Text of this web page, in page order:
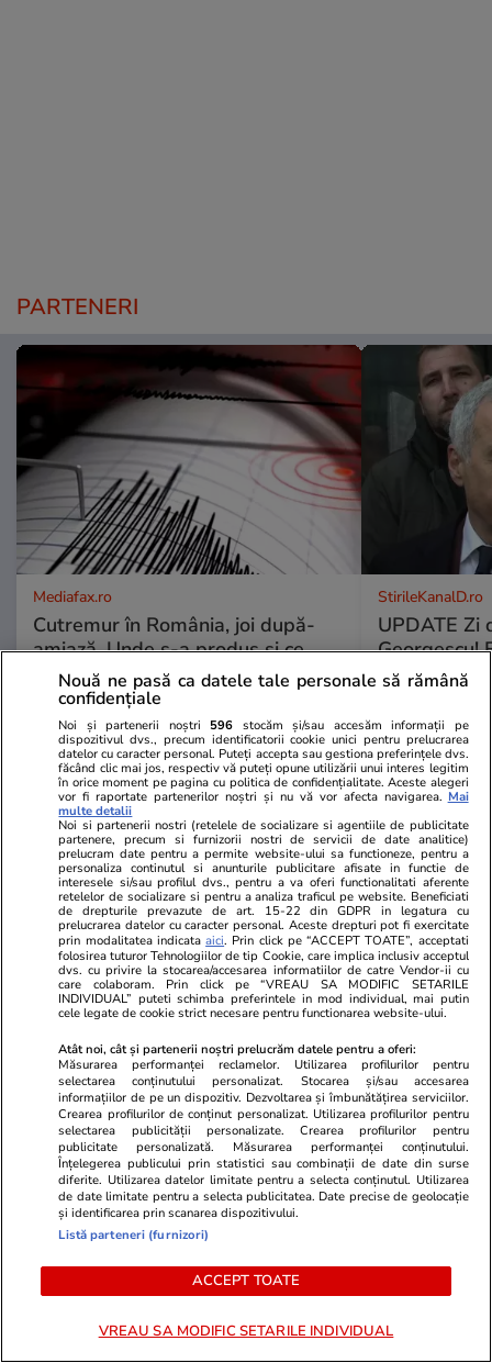
PARTENERI
Mediafax.ro
Cutremur în România, joi după-
amiază. Unde s-a produs și ce
magnitudine a avut
StirileKanalD.ro
UPDATE Zi
Georgescu!
lovitură de
PROMO
Advertorial
Smart is the new chic: Cum ne
ajută tehnologia să ne reinventăm
Advertorial
Înscrie-te
voucher de
PARTENERI
Nouă ne pasă ca datele tale personale să rămână
confidențiale
Noi și partenerii noștri 596 stocăm și/sau accesăm informații pe
dispozitivul dvs., precum identificatorii cookie unici pentru prelucrarea
datelor cu caracter personal. Puteți accepta sau gestiona preferințele dvs.
făcând clic mai jos, respectiv vă puteți opune utilizării unui interes legitim
în orice moment pe pagina cu politica de confidențialitate. Aceste alegeri
vor fi raportate partenerilor noștri și nu vă vor afecta navigarea. Mai
multe detalii
Noi si partenerii nostri (retelele de socializare si agentiile de publicitate
partenere, precum si furnizorii nostri de servicii de date analitice)
prelucram date pentru a permite website-ului sa functioneze, pentru a
personaliza continutul si anunturile publicitare afisate in functie de
interesele si/sau profilul dvs., pentru a va oferi functionalitati aferente
retelelor de socializare si pentru a analiza traficul pe website. Beneficiati
de drepturile prevazute de art. 15-22 din GDPR in legatura cu
prelucrarea datelor cu caracter personal. Aceste drepturi pot fi exercitate
prin modalitatea indicataaici. Prin click pe “ACCEPT TOATE”, acceptati
folosirea tuturor Tehnologiilor de tip Cookie, care implica inclusiv acceptul
dvs. cu privire la stocarea/accesarea informatiilor de catre Vendor-ii cu
care colaboram. Prin click pe “VREAU SA MODIFIC SETARILE
INDIVIDUAL” puteti schimba preferintele in mod individual, mai putin
cele legate de cookie strict necesare pentru functionarea website-ului.
Atât noi, cât și partenerii noștri prelucrăm datele pentru a oferi:
Măsurarea performanței reclamelor. Utilizarea profilurilor pentru
selectarea conținutului personalizat. Stocarea și/sau accesarea
informațiilor de pe un dispozitiv. Dezvoltarea și îmbunătățirea serviciilor.
Crearea profilurilor de conținut personalizat. Utilizarea profilurilor pentru
selectarea publicității personalizate. Crearea profilurilor pentru
publicitate personalizată. Măsurarea performanței conținutului.
Înțelegerea publicului prin statistici sau combinații de date din surse
diferite. Utilizarea datelor limitate pentru a selecta conținutul. Utilizarea
de date limitate pentru a selecta publicitatea. Date precise de geolocație
și identificarea prin scanarea dispozitivului.
Listă parteneri (furnizori)
ACCEPT TOATE
VREAU SA MODIFIC SETARILE INDIVIDUAL